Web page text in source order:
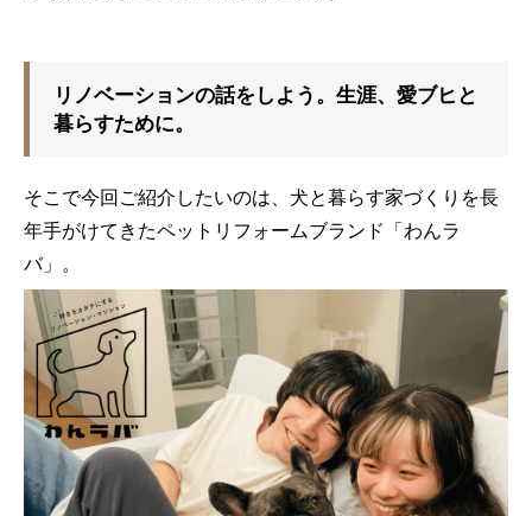
リノベーションの話をしよう。生涯、愛ブヒと
暮らすために。
そこで今回ご紹介したいのは、犬と暮らす家づくりを長
年手がけてきたペットリフォームブランド「わんラ
バ」。